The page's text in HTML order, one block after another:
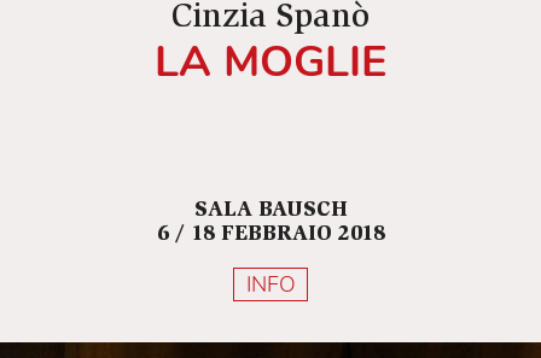
Cinzia Spanò
LA MOGLIE
SALA BAUSCH
6 / 18 FEBBRAIO 2018
INFO